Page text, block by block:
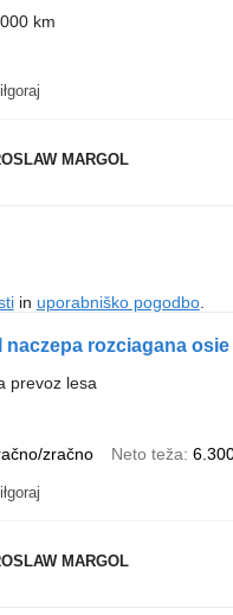
km
MARGOL
in uporabniško pogodbo.
naczepa rozciagana
prevoz lesa
zračno Neto teža
MARGOL